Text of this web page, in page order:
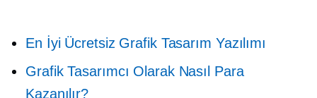
En İyi Ücretsiz Grafik Tasarım Yazılımı
Grafik Tasarımcı Olarak Nasıl Para
Kazanılır?